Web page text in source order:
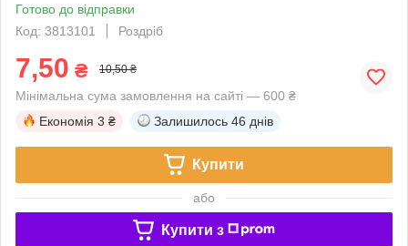
Готово до відправки
Код: 3813101
Роздріб
7,50 ₴ 10,50 ₴
Мінімальна сума замовлення на сайті — 600 ₴
Економія 3 ₴ Залишилось 46 днів
Купити
або
Купити з